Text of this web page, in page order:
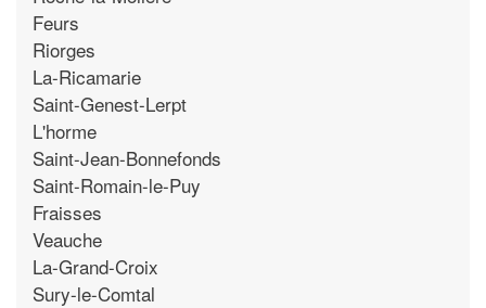
Feurs
Riorges
La-Ricamarie
Saint-Genest-Lerpt
L'horme
Saint-Jean-Bonnefonds
Saint-Romain-le-Puy
Fraisses
Veauche
La-Grand-Croix
Sury-le-Comtal